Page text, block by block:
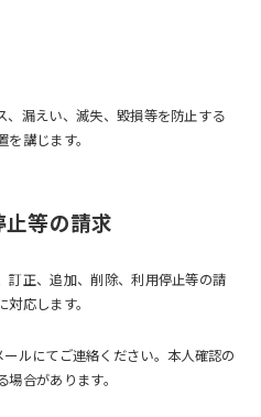
、漏えい、滅失、毀損等を防止する
講じます。
等の請求
訂正、追加、削除、利用停止等の請
応します。
ールにてご連絡ください。本人確認の
合があります。